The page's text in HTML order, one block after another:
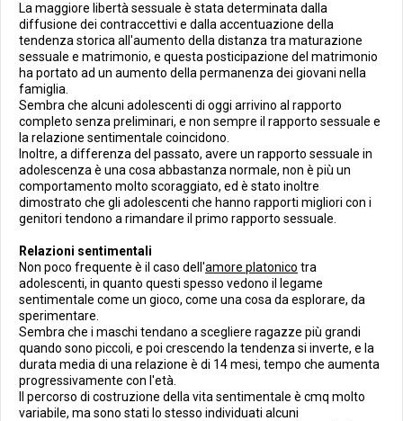
La maggiore libertà sessuale è stata determinata dalla
diffusione dei contraccettivi e dalla accentuazione della
tendenza storica all'aumento della distanza tra maturazione
sessuale e matrimonio, e questa posticipazione del matrimonio
ha portato ad un aumento della permanenza dei giovani nella
famiglia.
Sembra che alcuni adolescenti di oggi arrivino al rapporto
completo senza preliminari, e non sempre il rapporto sessuale e
la relazione sentimentale coincidono.
Inoltre, a differenza del passato, avere un rapporto sessuale in
adolescenza è una cosa abbastanza normale, non è più un
comportamento molto scoraggiato, ed è stato inoltre
dimostrato che gli adolescenti che hanno rapporti migliori con i
genitori tendono a rimandare il primo rapporto sessuale.
Relazioni sentimentali
Non poco frequente è il caso dell'amore platonico tra
adolescenti, in quanto questi spesso vedono il legame
sentimentale come un gioco, come una cosa da esplorare, da
sperimentare.
Sembra che i maschi tendano a scegliere ragazze più grandi
quando sono piccoli, e poi crescendo la tendenza si inverte, e la
durata media di una relazione è di 14 mesi, tempo che aumenta
progressivamente con l'età.
Il percorso di costruzione della vita sentimentale è cmq molto
variabile, ma sono stati lo stesso individuati alcuni